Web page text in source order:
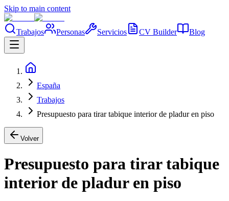
Skip to main content
Trabajos Personas Servicios CV Builder Blog
España
Trabajos
Presupuesto para tirar tabique interior de pladur en piso
Volver
Presupuesto para tirar tabique
interior de pladur en piso